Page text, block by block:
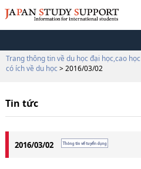
Trang thông tin về du học đại học,cao học
có ích về du học > 2016/03/02
Tin tức
2016/03/02